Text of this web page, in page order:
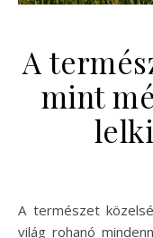
A
mint
A természet közelsége egyre ritkább élmény a modern
világ rohanó